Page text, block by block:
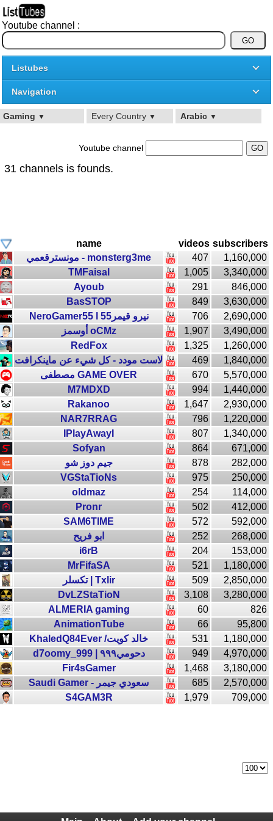
Youtube channel :
Listubes
Navigation
Gaming ▼ Every Country ▼ Arabic ▼
Youtube channel
31 channels is founds.
name videos subscribers
مونسترقعمي - monsterg3me
407
1,160,000
TMFaisal
1,005
3,340,000
Ayoub
291
846,000
BasSTOP
849
3,630,000
NeroGamer55 l نيرو قيمر55
706
2,690,000
أوسمز oCMz
1,907
3,490,000
RedFox
1,325
1,260,000
لاست مودد - كل شيء عن ماينكرافت
469
1,840,000
مصطفى GAME OVER
670
5,570,000
M7MDXD
994
1,440,000
Rakanoo
1,647
2,930,000
NAR7RRAG
796
1,220,000
IPlayAwayI
807
1,340,000
Sofyan
864
671,000
جيم دوز شو
878
282,000
VGStaTioNs
975
250,000
oldmaz
254
114,000
Pronr
502
412,000
SAM6TIME
572
592,000
ابو فريح
252
268,000
i6rB
204
153,000
MrFifaSA
521
1,180,000
تكسلر | Txlir
509
2,850,000
DvLZStaTioN
3,108
3,280,000
ALMERIA gaming
60
826
AnimationTube
66
95,800
KhaledQ84Ever /خالد كويت
531
1,180,000
d7oomy_999 | دحومي٩٩٩
949
4,970,000
Fir4sGamer
1,468
3,180,000
Saudi Gamer - سعودي جيمر
685
2,570,000
S4GAM3R
1,979 709,000